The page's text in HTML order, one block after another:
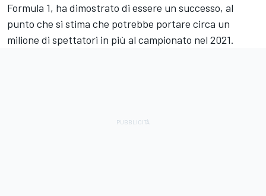
Formula 1, ha dimostrato di essere un successo, al
punto che si stima che potrebbe portare circa un
milione di spettatori in più al campionato nel 2021.